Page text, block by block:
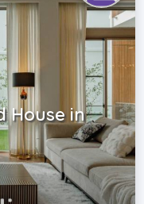
House in